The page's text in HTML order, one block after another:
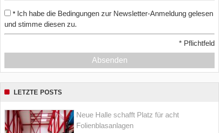
* Ich habe die Bedingungen zur Newsletter-Anmeldung gelesen
und stimme diesen zu.
* Pflichtfeld
Absenden
LETZTE POSTS
Neue Halle schafft Platz für acht
Folienblasanlagen